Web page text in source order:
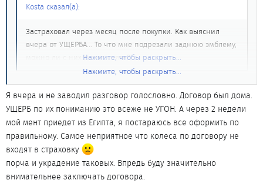
Kosta сказал(а):
Застраховал через месяц после покупки. Как выяснил
вчера от УЩЕРБА... То что мне подрезали заднюю эмблему,
можно ли с них денег снять?Нажмите, чтобы раскрыть...
только в договоре не имеется конкретного определения, что
такое ущерб по мнению страховщика). Вообще, ущербом можно
считать любое изменение состояния машины по отношению к
первоначальному состоянию (за исключением естественного
износа), возникшее в результате действий третьих лиц (или
стихийных явлений - но для этого зачатую требуется прямое
упоминание в договоре). Так что похищение эмблемы тоже
может являться ущербом, если этот факт был надлежащим
Нажмите, чтобы раскрыть...
Я вчера и не заводил разговор голословно. Договор был дома.
УЩЕРБ по их пониманию это всеже не УГОН. А через 2 недели
мой мент приедет из Египта, я постараюсь все оформить по
правильному. Самое неприятное что колеса по договору не
входят в страховку
порча и украдение таковых. Впредь буду значительно
внимательнее заключать договора.